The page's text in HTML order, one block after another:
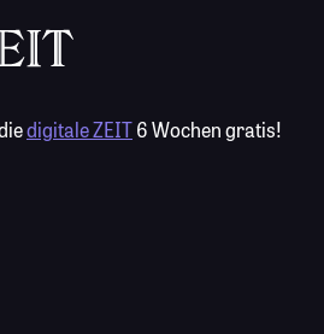
digitale ZEIT6 Wochen gratis!